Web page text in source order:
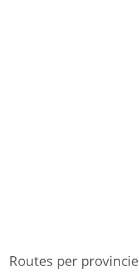
Routes per provincie